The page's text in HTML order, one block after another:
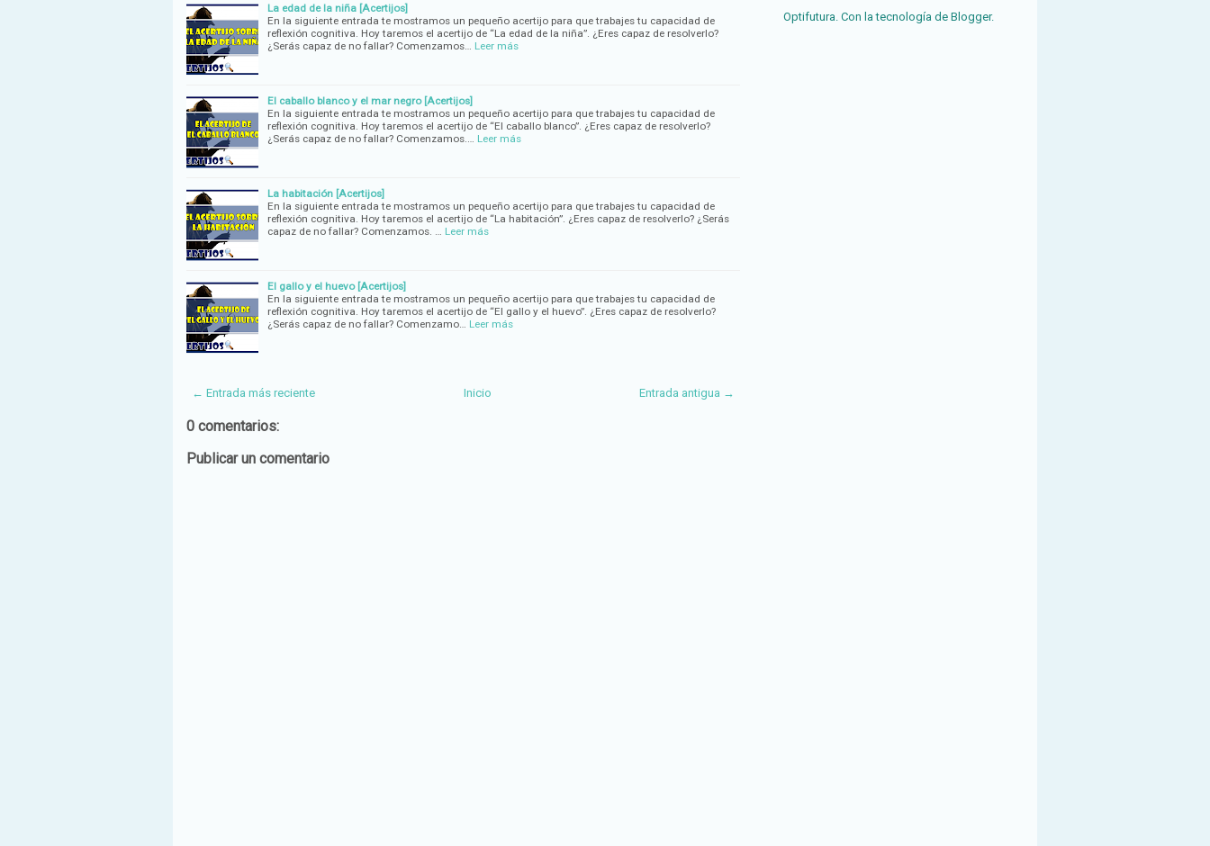
La edad de la niña [Acertijos]
En la siguiente entrada te mostramos un pequeño acertijo para que trabajes tu capacidad de
reflexión cognitiva. Hoy taremos el acertijo de “La edad de la niña”. ¿Eres capaz de resolverlo?
¿Serás capaz de no fallar? Comenzamos…
Leer más
El caballo blanco y el mar negro [Acertijos]
En la siguiente entrada te mostramos un pequeño acertijo para que trabajes tu capacidad de
reflexión cognitiva. Hoy taremos el acertijo de “El caballo blanco”. ¿Eres capaz de resolverlo?
¿Serás capaz de no fallar? Comenzamos.…
Leer más
La habitación [Acertijos]
En la siguiente entrada te mostramos un pequeño acertijo para que trabajes tu capacidad de
reflexión cognitiva. Hoy taremos el acertijo de “La habitación”. ¿Eres capaz de resolverlo? ¿Serás
capaz de no fallar? Comenzamos. …
Leer más
El gallo y el huevo [Acertijos]
En la siguiente entrada te mostramos un pequeño acertijo para que trabajes tu capacidad de
reflexión cognitiva. Hoy taremos el acertijo de “El gallo y el huevo”. ¿Eres capaz de resolverlo?
¿Serás capaz de no fallar? Comenzamo…
Leer más
← Entrada más reciente Entrada antigua →
Inicio
0 comentarios:
Publicar un comentario
Optifutura. Con la tecnología de Blogger.